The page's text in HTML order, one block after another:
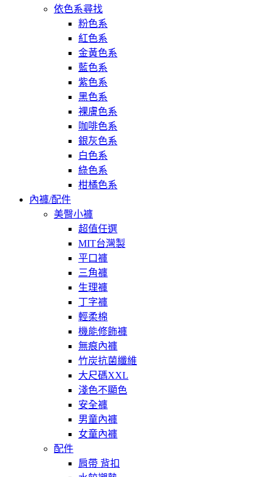
依色系尋找
粉色系
紅色系
金黃色系
藍色系
紫色系
黑色系
裸膚色系
咖啡色系
銀灰色系
白色系
綠色系
柑橘色系
內褲/配件
美臀小褲
超值任選
MIT台灣製
平口褲
三角褲
生理褲
丁字褲
輕柔棉
機能修飾褲
無痕內褲
竹炭抗菌纖維
大尺碼XXL
淺色不顯色
安全褲
男童內褲
女童內褲
配件
肩帶 背扣